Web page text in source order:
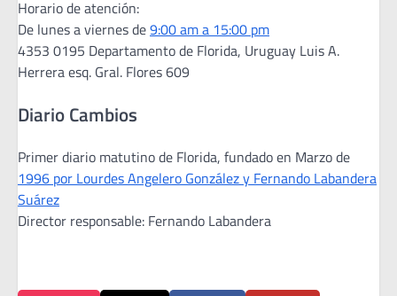
Horario de atención:
De lunes a viernes de9:00 am a 15:00 pm
4353 0195 Departamento de Florida, Uruguay Luis A.
Herrera esq. Gral. Flores 609
Diario Cambios
Primer diario matutino de Florida, fundado en Marzo de
1996 por Lourdes Angelero González y Fernando Labandera
Suárez
Director responsable: Fernando Labandera